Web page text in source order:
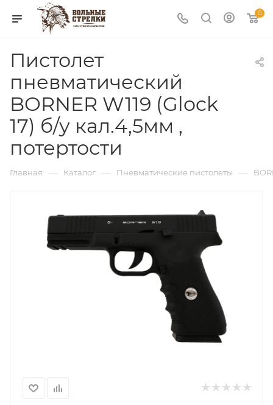
0
Пистолет
пневматический
BORNER W119 (Glock
17) б/у кал.4,5мм ,
потертости
Главная — Каталог — Пневматические пистолеты —